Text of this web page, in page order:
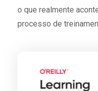
o que realmente
processo de